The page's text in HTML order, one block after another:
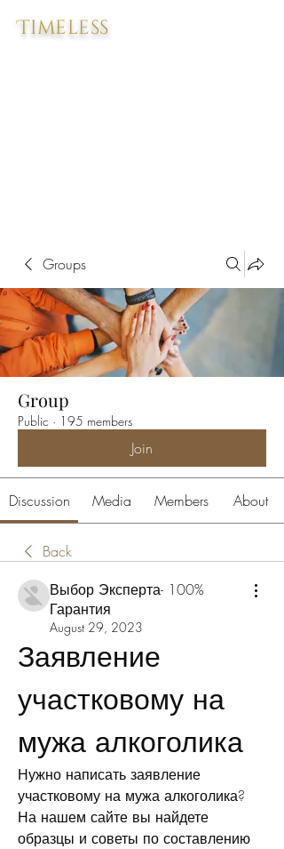
Timeless
Groups
Group
Public · 195 members
Join
Discussion Media Members About
Back
Выбор Эксперта- 100%
Гарантия
August 29, 2023
Заявление
участковому на
мужа алкоголика
Нужно написать заявление
участковому на мужа алкоголика?
На нашем сайте вы найдете
образцы и советы по составлению